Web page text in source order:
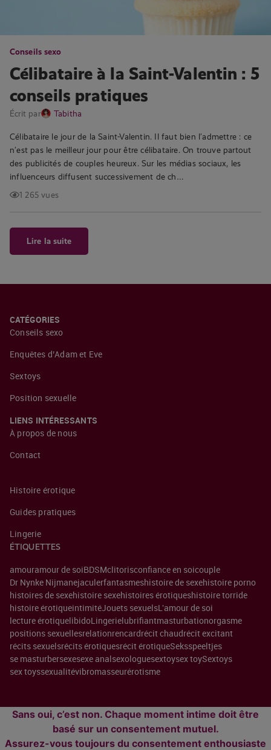
Conseils sexo
Célibataire à la Saint-Valentin : 5
conseils pratiques
Écrit par Tabitha
Célibataire le jour de la Saint-Valentin. Il faut bien l’admettre : ce
n’est pas le meilleur jour pour être célibataire. On trouve partout
des publicités de couples heureux. Sur les médias sociaux, les
influenceurs diffusent successivement de ch…
1 265 vues
Lire la suite
CATÉGORIES
Conseils sexo
Enquêtes d’Adam et Eve
Sextoys
Position sexuelle
LIENS INTÉRESSANTS
À propos de nous
Contact
Histoire érotique
Guides pratiques
Lingerie
ÉTIQUETTES
amouramour de soiBDSMclitorisconfiance en soicouple
Dr Nynke Nijmanejaculerfantasmeshistoire de sexehistoire porno
histoires de sexehistoire sexehistoires érotiqueshistoire torride
histoire érotiqueintimitéJouets sexuelsL'amour de soi
lecture érotiquelibidoLingerielubrifiantmasturbationorgasme
positions sexuellesrelationrencardrécit chaudrécit excitant
récits sexuelsrécits érotiquesrécit érotiqueSeksspeeltjes
se masturbersexesexe analsexologuesextoysex toySextoys
sex toyssexualitévibromasseurérotisme
Sans oui, c’est non. Chaque moment intime doit être
basé sur un consentement mutuel.
Assurez-vous toujours du consentement enthousiaste